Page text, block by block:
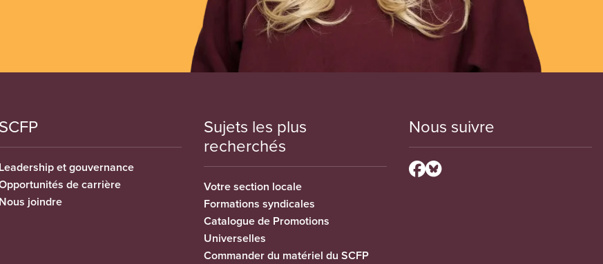
SCFP
Leadership et gouvernance
de carrière
Nous joindre
Sujets les plus
recherchés
Votre section locale
Formations syndicales
Catalogue de Promotions
Universelles
Commander du matériel du SCFP
Nous suivre